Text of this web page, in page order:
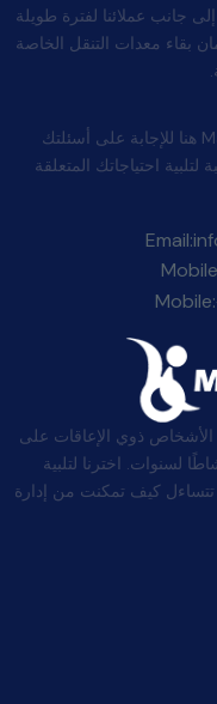
بالبيع. تقف Manafeth Mobility Solutions إلى جانب عملائنا لفترة طويلة
بقاء معدات التنقل الخاصة
شركة Manafeth Mobility And Medical هنا للإجابة على أسئلتك
احتياجاتك المتعلقة
Email:
Mobile:
لقد ساعدت Manafeth Mobility Solution الأشخاص ذوي الإعاقات على
لسنوات. اخترنا لتلبية
تتساءل كيف تمكنت من إدارة